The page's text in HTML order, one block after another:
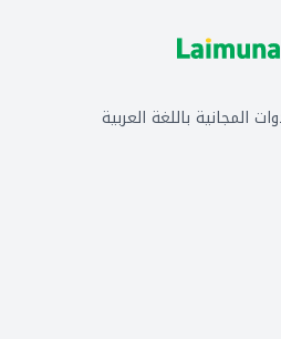
المجانية باللغة العربية